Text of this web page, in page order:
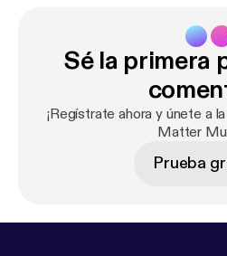
by Flying Burrito Brothers
Sin, 1969)Spanish Bombs by
Calling, 1979)Fields of
(Shazam, 1970)
Sé la primera
¡Regístrate ahora y únete a
Matter
Prueba